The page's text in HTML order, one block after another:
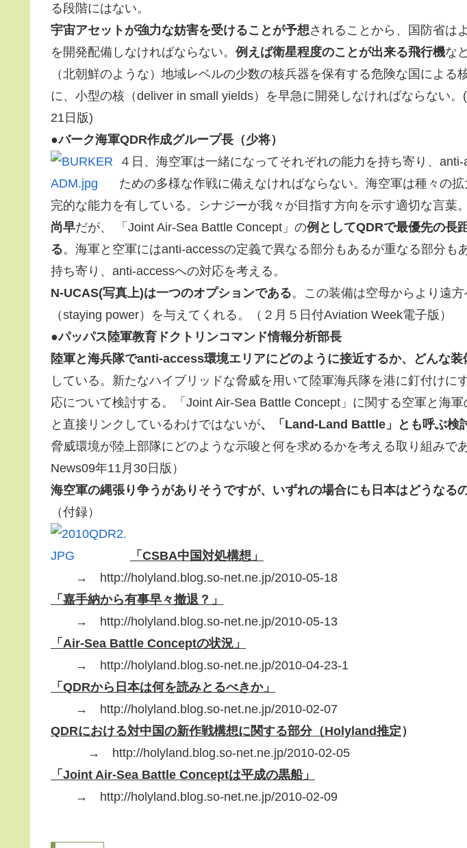
る段階にはない。
宇宙アセットが強力な妨害を受けることが予想されることから、国防省は
を開発配備しなければならない。 例えば衛星程度のことが出来る飛行機な
（北朝鮮のような）地域レベルの少数の核兵器を保有する危険な国による
に、小型の核（deliver in small yields）を早急に開発しなければならない。
21日版)
●バーク海軍QDR作成グループ長（少将）
４日、海空軍は一緒になってそれぞれの能力を持ち寄り、
ための多様な作戦に備えなければならない。海空軍は種々の
完的な能力を有している。シナジーが我々が目指す方向を示す適切な言葉。
尚早だが、 「Joint Air-Sea Battle Concept」の例としてQDRで最優先の長
る。海軍と空軍にはanti-accessの定義で異なる部分もあるが重なる部分も
持ち寄り、anti-accessへの対応を考える。
N-UCAS(写真上)は一つのオプションである。この装備は空母からより遠
（staying power）を与えてくれる。（２月５日付Aviation Week電子版）
●パッパス陸軍教育ドクトリンコマンド情報分析部長
陸軍と海兵隊でanti-access環境エリアにどのように接近するか、どんな
している。新たなハイブリッドな脅威を用いて陸軍海兵隊を港に釘付けに
応について検討する。「Joint Air-Sea Battle Concept」に関する空軍と海軍
と直接リンクしているわけではないが、「Land-Land Battle」とも呼ぶ検
脅威環境が陸上部隊にどのような示唆と何を求めるかを考える取り組みで
News09年11月30日版）
海空軍の縄張り争うがありそうですが、いずれの場合にも日本はどうなる
（付録）
「CSBA中国対処構想」
→ http://holyland.blog.so-net.ne.jp/2010-05-18
「嘉手納から有事早々撤退？」
→ http://holyland.blog.so-net.ne.jp/2010-05-13
「Air-Sea Battle Conceptの状況」
→ http://holyland.blog.so-net.ne.jp/2010-04-23-1
「QDRから日本は何を読みとるべきか」
→ http://holyland.blog.so-net.ne.jp/2010-02-07
QDRにおける対中国の新作戦構想に関する部分（Holyland推定）
→ http://holyland.blog.so-net.ne.jp/2010-02-05
「Joint Air-Sea Battle Conceptは平成の黒船」
→ http://holyland.blog.so-net.ne.jp/2010-02-09